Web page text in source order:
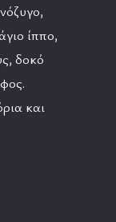
ίππο,
δοκό
και